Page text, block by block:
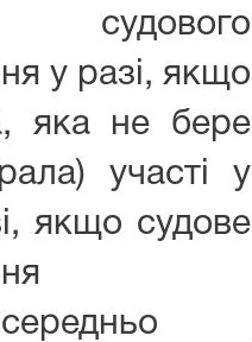
судового
у разі, якщо
яка не бере
участі у
якщо судове